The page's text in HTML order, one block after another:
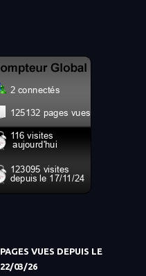
PAGES VUES DEPUIS LE
22/03/26